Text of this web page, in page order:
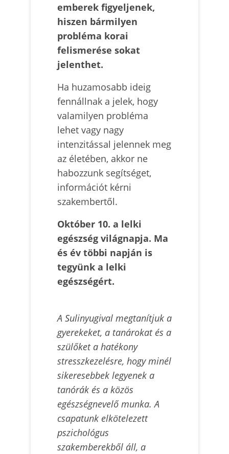
emberek figyeljenek,
hiszen bármilyen
probléma korai
felismerése sokat
jelenthet.
Ha huzamosabb ideig
fennállnak a jelek, hogy
valamilyen probléma
lehet vagy nagy
intenzitással jelennek meg
az életében, akkor ne
habozzunk segítséget,
információt kérni
szakembertől.
Október 10. a lelki
egészség világnapja. Ma
és év többi napján is
tegyünk a lelki
egészségért.
A Sulinyugival megtanítjuk a
gyerekeket, a tanárokat és a
szülőket a hatékony
stresszkezelésre, hogy minél
sikeresebbek legyenek a
tanórák és a közös
egészségnevelő munka. A
csapatunk elkötelezett
pszichológus
szakemberekből áll, a